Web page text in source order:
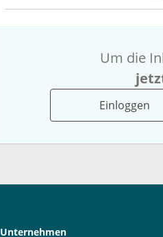
Um die
Einloggen
Unternehmen